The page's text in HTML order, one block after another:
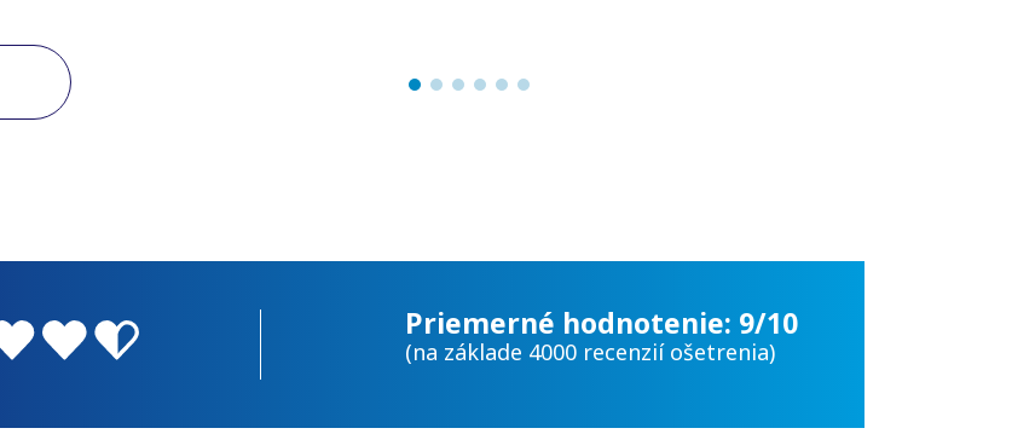
Priemerné hodnotenie: 9/10
(na základe 4000 recenzií ošetrenia)